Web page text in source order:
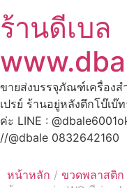
ร้านดีเบล
ขายส่งบรรจุภัณฑ์เครื่อง
เปรย์ ร้านอยู่หลังตึกโบ๊เบ๊
ค่ะ LINE :
//@dbale 0832642160
หน้าหลัก / ขวดพลาสติก